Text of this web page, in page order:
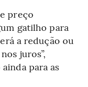
preço
gatilho para
a redução ou
juros”,
para as